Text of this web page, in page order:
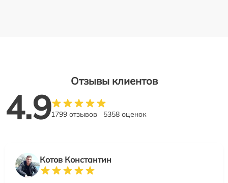
Отзывы клиентов
4.91799 отзывов 5358 оценок
Котов Константин